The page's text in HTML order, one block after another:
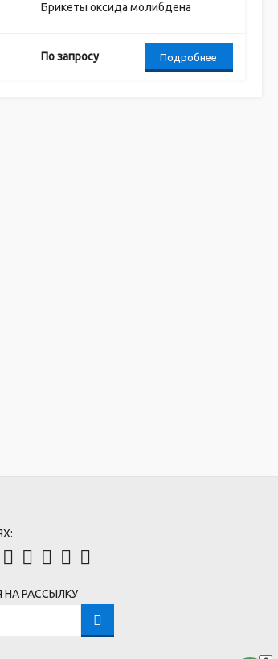
Брикеты оксида молибдена
По запросу Подробнее
РАССЫЛКУ